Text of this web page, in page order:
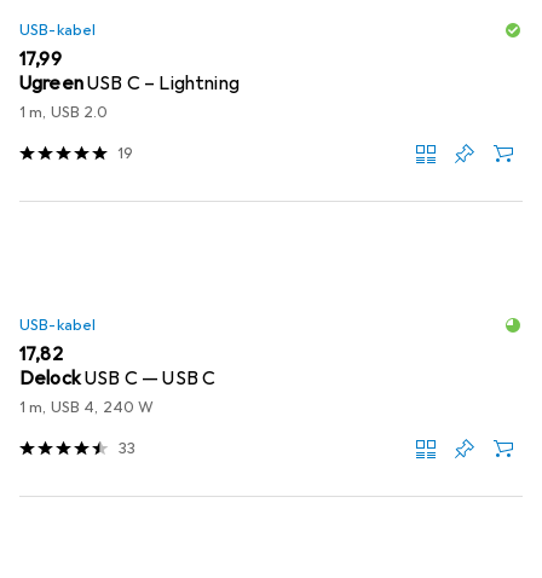
USB-kabel
EUR
17,99
UgreenUSB C – Lightning
1 m, USB 2.0
19
USB-kabel
EUR
17,82
DelockUSB C — USB C
1 m, USB 4, 240 W
33